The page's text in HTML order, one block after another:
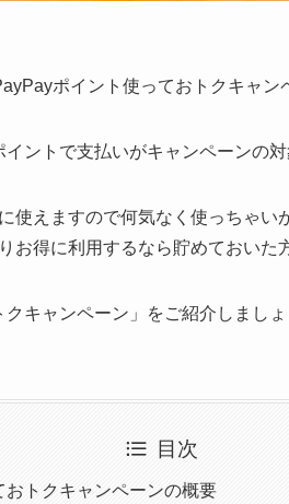
ポイント使っておトクキャン
ントで支払いがキャンペーンの対
使えますので何気なく使っちゃい
お得に利用するなら貯めておいた
キャンペーン」をご紹介しましょ
目次
おトクキャンペーンの概要